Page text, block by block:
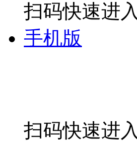
扫码快速进入
手机版
扫码快速进入